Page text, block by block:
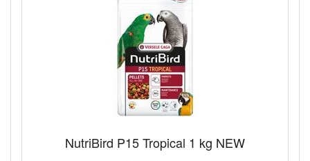
NutriBird P15 Tropical 1 kg NEW